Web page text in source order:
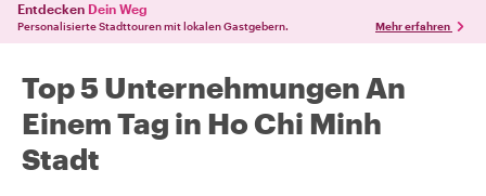
Entdecken Dein Weg
Personalisierte Stadttouren mit lokalen Gastgebern. Mehr erfahren
Top 5 Unternehmungen An
Einem Tag in Ho Chi Minh
Stadt